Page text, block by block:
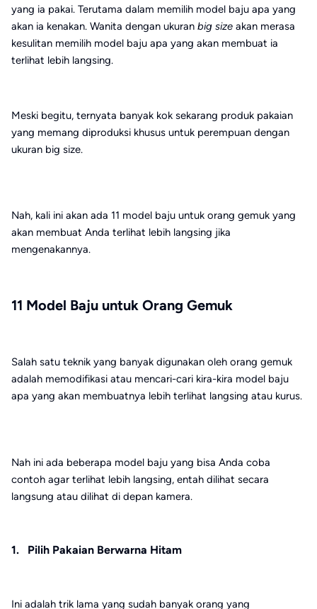
yang ia pakai. Terutama dalam memilih model baju apa yang
akan ia kenakan. Wanita dengan ukuran big size akan merasa
kesulitan memilih model baju apa yang akan membuat ia
terlihat lebih langsing.
Meski begitu, ternyata banyak kok sekarang produk pakaian
yang memang diproduksi khusus untuk perempuan dengan
ukuran big size.
Nah, kali ini akan ada 11 model baju untuk orang gemuk yang
akan membuat Anda terlihat lebih langsing jika
mengenakannya.
11 Model Baju untuk Orang Gemuk
Salah satu teknik yang banyak digunakan oleh orang gemuk
adalah memodifikasi atau mencari-cari kira-kira model baju
apa yang akan membuatnya lebih terlihat langsing atau kurus.
Nah ini ada beberapa model baju yang bisa Anda coba
contoh agar terlihat lebih langsing, entah dilihat secara
langsung atau dilihat di depan kamera.
1. Pilih Pakaian Berwarna Hitam
Ini adalah trik lama yang sudah banyak orang yang